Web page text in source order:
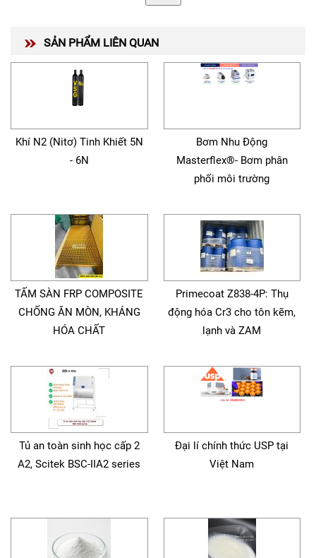
SẢN PHẨM LIÊN QUAN
Khí N2 (Nitơ) Tinh Khiết 5N
- 6N
Bơm Nhu Động
Masterflex®- Bơm phân
phối môi trường
TẤM SÀN FRP COMPOSITE
CHỐNG ĂN MÒN, KHÁNG
HÓA CHẤT
Primecoat Z838-4P: Thụ
động hóa Cr3 cho tôn kẽm,
lạnh và ZAM
Tủ an toàn sinh học cấp 2
A2, Scitek BSC-IIA2 series
Đại lí chính thức USP tại
Việt Nam